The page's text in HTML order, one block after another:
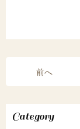
前へ
Category